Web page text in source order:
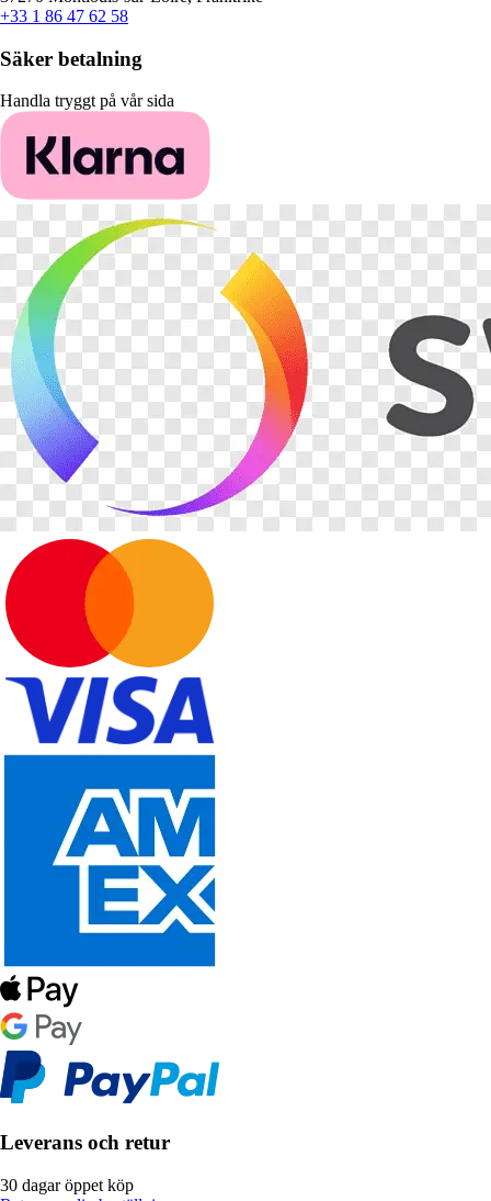
+33 1 86 47 62 58
Säker betalning
Handla tryggt på vår sida
Leverans och retur
30 dagar öppet köp